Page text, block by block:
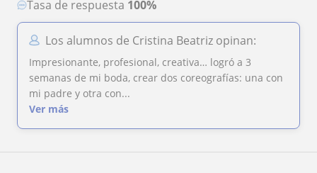
Tasa de respuesta 100%
Los alumnos de Cristina Beatriz opinan:
Impresionante, profesional, creativa… logró a 3
semanas de mi boda, crear dos coreografías: una con
mi padre y otra con...
Ver más